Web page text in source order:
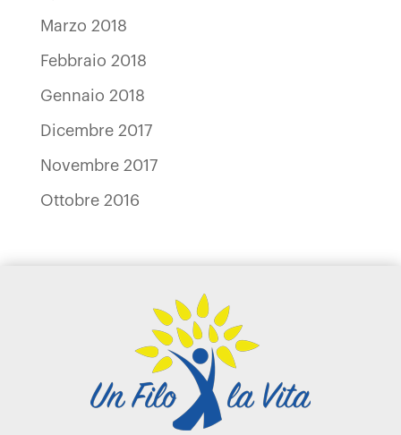
Marzo 2018
Febbraio 2018
Gennaio 2018
Dicembre 2017
Novembre 2017
Ottobre 2016